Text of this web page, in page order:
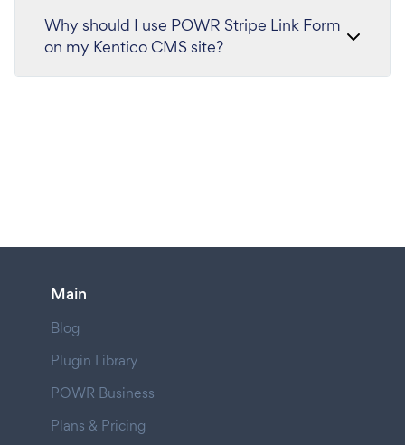
Why should I use POWR Stripe Link Form
on my Kentico CMS site?
Main
Blog
Plugin Library
POWR Business
Plans & Pricing